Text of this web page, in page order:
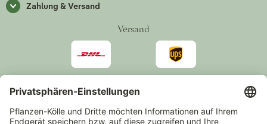
Zahlung & Versand
Versand